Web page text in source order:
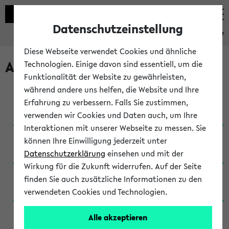
eKVV
Archivierte Studiengänge
Anglistik: British and American Studies / B.A.
(Einschreibung bis WiSe 16/17)
Anglistik: British and American Studies / B.A.
(Einschreibung bis SoSe 2015)
Anglistik: British and American Studies / B.A.
(Einschreibung bis SoSe 2013)
Anglistik: British and American Studies / Ba
(Einschreibung bis SoSe 2011)
Datenschutzeinstellung
Diese Webseite verwendet Cookies und ähnliche
Technologien. Einige davon sind essentiell, um die
Funktionalität der Website zu gewährleisten,
während andere uns helfen, die Website und Ihre
Erfahrung zu verbessern. Falls Sie zustimmen,
verwenden wir Cookies und Daten auch, um Ihre
Interaktionen mit unserer Webseite zu messen. Sie
können Ihre Einwilligung jederzeit unter
Datenschutzerklärung einsehen und mit der
Wirkung für die Zukunft widerrufen. Auf der Seite
finden Sie auch zusätzliche Informationen zu den
verwendeten Cookies und Technologien.
Alle akzeptieren